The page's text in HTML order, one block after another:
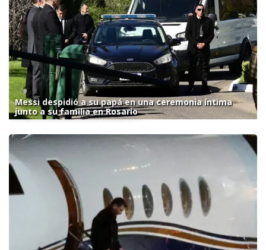
Messi despidió a su papá en una ceremonia íntima
junto a su familia en Rosario